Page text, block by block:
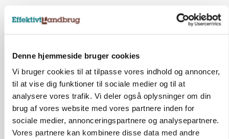
Denne hjemmeside bruger cookies
Vi bruger cookies til at tilpasse vores indhold og annoncer,
til at vise dig funktioner til sociale medier og til at
analysere vores trafik. Vi deler også oplysninger om din
brug af vores website med vores partnere inden for
sociale medier, annonceringspartnere og analysepartnere.
Vores partnere kan kombinere disse data med andre